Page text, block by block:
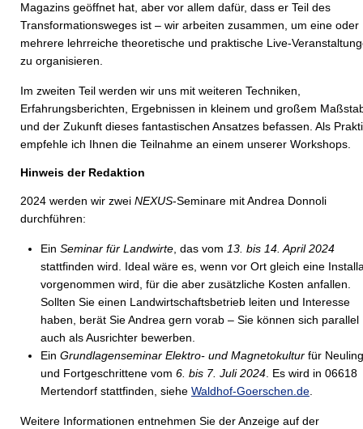
Magazins geöffnet hat, aber vor allem dafür, dass er Teil des
Transformationsweges ist – wir arbeiten zusammen, um eine oder
mehrere lehrreiche theo­retische und praktische Live-
zu organisieren.
Im zweiten Teil werden wir uns mit weiteren Techniken,
Erfahrungsberichten, Ergebnissen in kleinem und großem
und der Zukunft dieses fantastischen Ansatzes befassen. Als
empfehle ich Ihnen die Teilnahme an einem unserer Workshops.
Hinweis der Redaktion
2024 werden wir zwei NEXUS-Seminare mit Andrea Donnoli
durchführen:
Ein Seminar für Landwirte , das vom 13. bis 14. April 2024
stattfinden wird. Ideal wäre es, wenn vor Ort gleich eine
vorgenommen wird, für die aber zusätzliche Kosten anfallen.
Sollten Sie einen Landwirtschaftsbetrieb leiten und Interesse
haben, berät Sie Andrea gern vorab – Sie können sich parallel
auch als Ausrichter bewerben.
Ein Grundlagenseminar Elektro- und Magnetokultur für
und Fortgeschrittene vom 6. bis 7. Juli 2024 . Es wird in 06618
Mertendorf stattfinden, siehe Waldhof-Goerschen.de
Weitere Informationen entnehmen Sie der Anzeige auf der